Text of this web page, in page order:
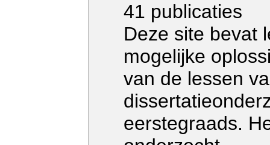
41 publicaties
Deze site bevat
mogelijke
van de lessen
eerstegraads.